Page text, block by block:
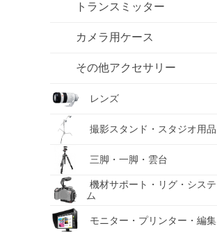
トランスミッター
カメラ用ケース
その他アクセサリー
レンズ
撮影スタンド・スタジオ用品
三脚・一脚・雲台
機材サポート・リグ・システ
ム
モニター・プリンター・編集